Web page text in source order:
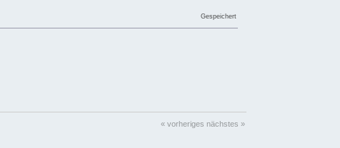
Gespeichert
« vorheriges nächstes »